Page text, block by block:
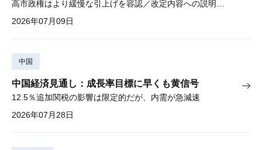
高市政権はより緩慢な引上げを容認／改定内容への説明責任が焦点
2026年07月09日
中国
中国経済見通し：成長率目標に早くも黄信号
12.5％追加関税の影響は限定的だが、内需が急減速
2026年07月28日